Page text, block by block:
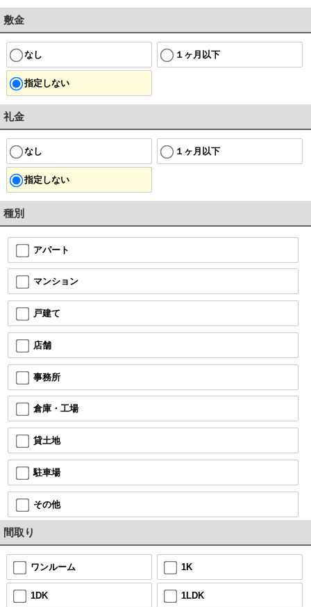
敷金
なし １ヶ月以下
指定しない
礼金
なし １ヶ月以下
指定しない
種別
アパート
マンション
戸建て
店舗
事務所
倉庫・工場
貸土地
駐車場
その他
間取り
ワンルーム 1K
1DK 1LDK